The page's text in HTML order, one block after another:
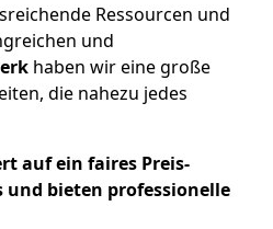
Ressourcen und
und
haben wir eine große
die nahezu jedes
auf ein faires Preis-
und bieten professionelle